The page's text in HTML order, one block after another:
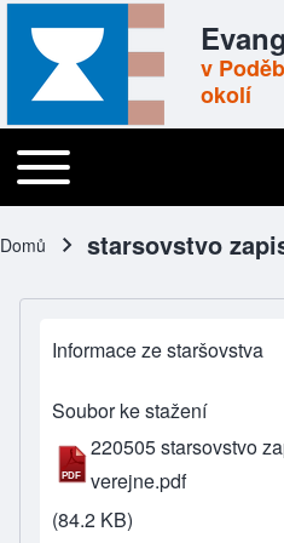
v
okolí
Main navigation
Toggle main menu
Domů starsovstvo
Informace ze staršovstva
Soubor ke stažení
220505 starsovstvo
verejne.pdf
(84.2 KB)